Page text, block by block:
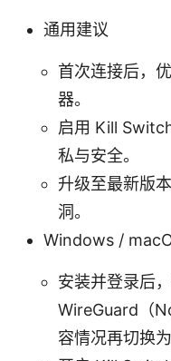
通用建议
首次连接后，
器。
启用 Kill
私与安全。
升级至最新版
洞。
Windows /
安装并登录后
WireGuard（
容情况再切换